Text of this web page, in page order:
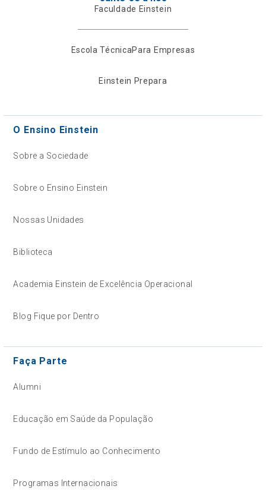
Faculdade Einstein
Escola TécnicaPara Empresas
Einstein Prepara
O Ensino Einstein
Sobre a Sociedade
Sobre o Ensino Einstein
Nossas Unidades
Biblioteca
Academia Einstein de Excelência Operacional
Blog Fique por Dentro
Faça Parte
Alumni
Educação em Saúde da População
Fundo de Estímulo ao Conhecimento
Programas Internacionais